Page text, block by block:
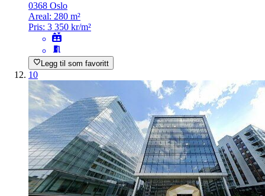
0368 Oslo
Areal: 280 m²
Pris: 3 350 kr/m²
Legg til som favoritt
10